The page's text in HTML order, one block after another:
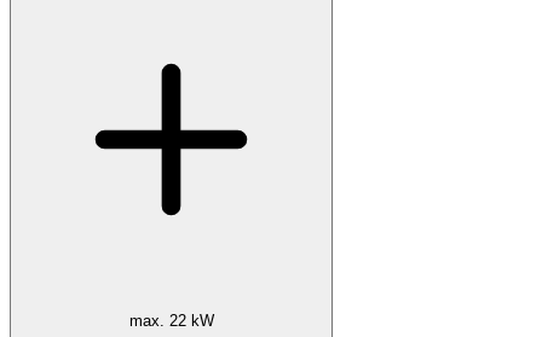
max. 22 kW